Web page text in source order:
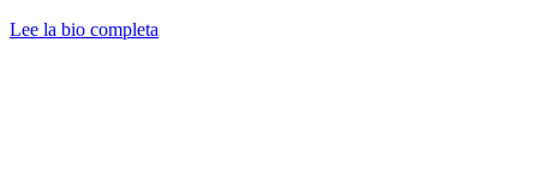
Lee la bio completa